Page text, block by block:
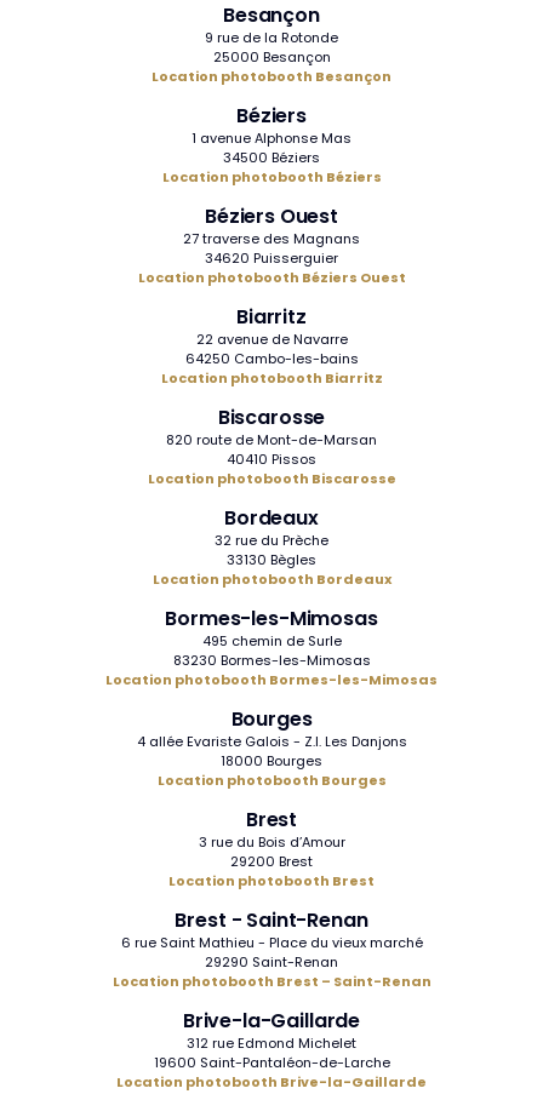
Besançon
9 rue de la Rotonde
25000 Besançon
Location photobooth Besançon
Béziers
1 avenue Alphonse Mas
34500 Béziers
Location photobooth Béziers
Béziers Ouest
27 traverse des Magnans
34620 Puisserguier
Location photobooth Béziers Ouest
Biarritz
22 avenue de Navarre
64250 Cambo-les-bains
Location photobooth Biarritz
Biscarosse
820 route de Mont-de-Marsan
40410 Pissos
Location photobooth Biscarosse
Bordeaux
32 rue du Prèche
33130 Bègles
Location photobooth Bordeaux
Bormes-les-Mimosas
495 chemin de Surle
83230 Bormes-les-Mimosas
Location photobooth Bormes-les-Mimosas
Bourges
4 allée Evariste Galois - Z.I. Les Danjons
18000 Bourges
Location photobooth Bourges
Brest
3 rue du Bois d’Amour
29200 Brest
Location photobooth Brest
Brest - Saint-Renan
6 rue Saint Mathieu - Place du vieux marché
29290 Saint-Renan
Location photobooth Brest – Saint-Renan
Brive-la-Gaillarde
312 rue Edmond Michelet
19600 Saint-Pantaléon-de-Larche
Location photobooth Brive-la-Gaillarde